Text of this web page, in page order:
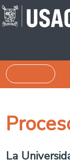
Passar para o
Pesquisar
La